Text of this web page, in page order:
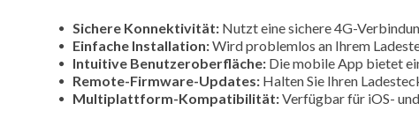
Sichere Konnektivität: Nutzt eine sichere 4G-
Einfache Installation:Wird problemlos an Ihrem
Intuitive Benutzeroberfläche: Die mobile App bietet
Remote-Firmware-Updates: Halten Sie Ihren
Multiplattform-Kompatibilität:Verfügbar für iOS-